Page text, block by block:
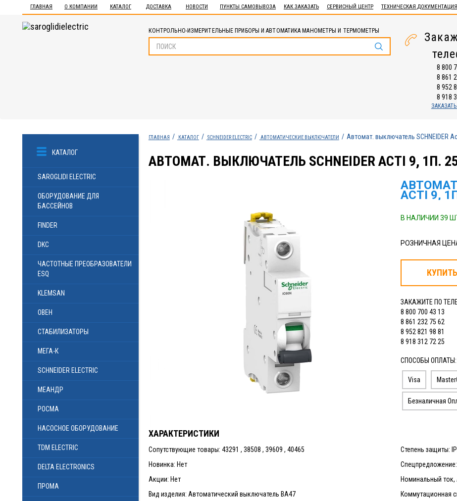
ГЛАВНАЯ О КОМПАНИИ КАТАЛОГ ДОСТАВКА НОВОСТИ ПУНКТЫ САМОВЫВОЗА КАК ЗАКАЗАТЬ СЕРВИСНЫЙ ЦЕНТР ТЕХНИЧЕСКАЯ ДОКУМЕНТАЦИЯ
КОНТРОЛЬНО-ИЗМЕРИТЕЛЬНЫЕ ПРИБОРЫ И АВТОМАТИКА МАНОМЕТРЫ И ТЕРМОМЕТРЫ
8 800
8 861
8 952
8 918
КАТАЛОГ
SAROGLIDI ELECTRIC
ОБОРУДОВАНИЕ ДЛЯ
БАССЕЙНОВ
FINDER
DKC
ЧАСТОТНЫЕ ПРЕОБРАЗОВАТЕЛИ
ESQ
KLEMSAN
ОВЕН
СТАБИЛИЗАТОРЫ
МЕГА-К
SCHNEIDER ELECTRIC
МЕАНДР
РОСМА
НАСОСНОЕ ОБОРУДОВАНИЕ
TDM ELECTRIC
DELTA ELECTRONICS
ПРОМА
ГЛАВНАЯ КАТАЛОГ SCHNEIDER ELECTRIC АВТОМАТИЧЕСКИЕ ВЫКЛЮЧАТЕЛИ Автомат. выключатель SCHNEIDER
АВТОМАТ. ВЫКЛЮЧАТЕЛЬ SCHNEIDER ACTI 9, 1П.
ACTI 9,
В НАЛИЧИИ 39
РОЗНИЧНАЯ
КУПИТЬ
ЗАКАЖИТЕ ПО
8 800 700 43 13
8 861 232 75 62
8 952 821 98 81
8 918 312 72 25
СПОСОБЫ ОПЛАТЫ:
Visa
Безналичная
ХАРАКТЕРИСТИКИ
Сопутствующие товары: 43291 , 38508 , 39609 , 40465
Новинка: Нет
Акции: Нет
Вид изделия: Автоматический выключатель ВА47
Степень защиты:
Номинальный ток,
Коммутационная